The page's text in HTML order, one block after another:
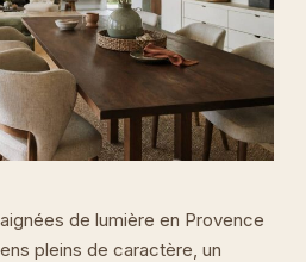
de lumière en Provence
pleins de caractère, un